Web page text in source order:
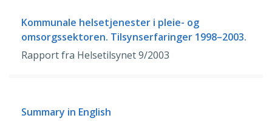
Kommunale helsetjenester i pleie- og
omsorgssektoren. Tilsynserfaringer 1998–2003.
Rapport fra Helsetilsynet 9/2003
Summary in English